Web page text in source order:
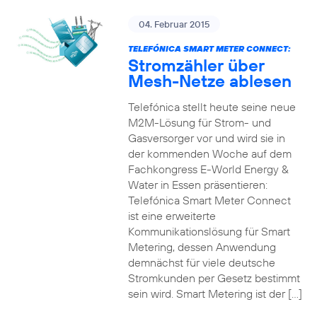
04. Februar 2015
TELEFÓNICA SMART METER CONNECT:
Stromzähler über
Mesh-Netze ablesen
Telefónica stellt heute seine neue
M2M-Lösung für Strom- und
Gasversorger vor und wird sie in
der kommenden Woche auf dem
Fachkongress E-World Energy &
Water in Essen präsentieren:
Telefónica Smart Meter Connect
ist eine erweiterte
Kommunikationslösung für Smart
Metering, dessen Anwendung
demnächst für viele deutsche
Stromkunden per Gesetz bestimmt
sein wird. Smart Metering ist der […]